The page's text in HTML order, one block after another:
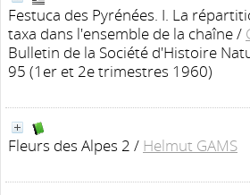
Festuca des Pyrénées. I. La
taxa dans l'ensemble de la chaîne/
Bulletin de la Société d'Histoire
95 (1er et 2e trimestres 1960)
Fleurs des Alpes 2 / Helmut GAMS